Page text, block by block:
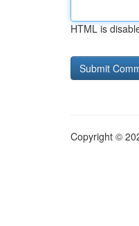
HTML is
Copyright ©